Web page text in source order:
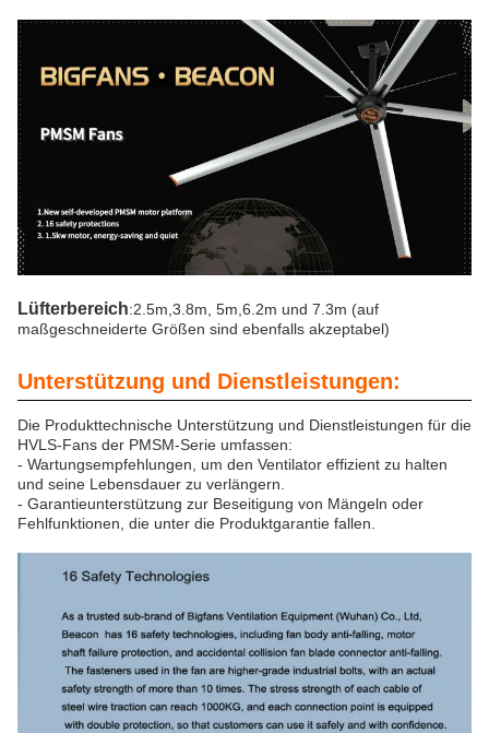
Lüfterbereich:2.5m,3.8m, 5m,6.2m und 7.3m (auf
maßgeschneiderte Größen sind ebenfalls akzeptabel)
Unterstützung und Dienstleistungen:
Die Produkttechnische Unterstützung und Dienstleistungen für die
HVLS-Fans der PMSM-Serie umfassen:
- Wartungsempfehlungen, um den Ventilator effizient zu halten
und seine Lebensdauer zu verlängern.
- Garantieunterstützung zur Beseitigung von Mängeln oder
Fehlfunktionen, die unter die Produktgarantie fallen.